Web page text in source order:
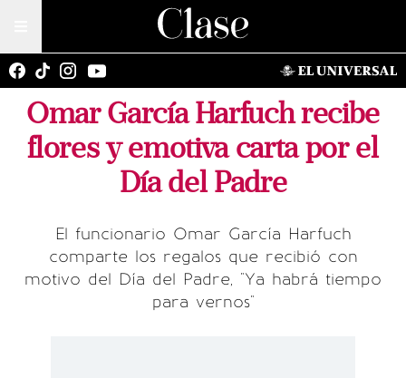
Omar García Harfuch recibe
flores y emotiva carta por el
Día del Padre
El funcionario Omar García Harfuch
comparte los regalos que recibió con
motivo del Día del Padre, "Ya habrá tiempo
para vernos"